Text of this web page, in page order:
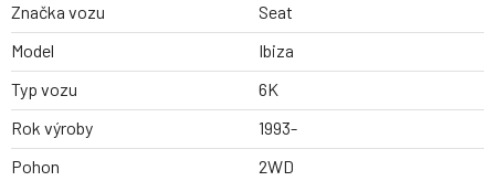
Značka vozu
Seat
Model
Ibiza
Typ vozu
6K
Rok výroby
1993-
Pohon
2WD